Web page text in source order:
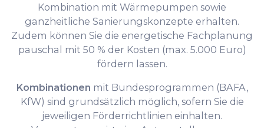
Kombination mit Wärmepumpen sowie
ganzheitliche Sanierungskonzepte erhalten.
Zudem können Sie die energetische Fachplanung
pauschal mit 50 % der Kosten (max. 5.000 Euro)
fördern lassen.
Kombinationen mit Bundesprogrammen (BAFA,
KfW) sind grundsätzlich möglich, sofern Sie die
jeweiligen Förderrichtlinien einhalten.